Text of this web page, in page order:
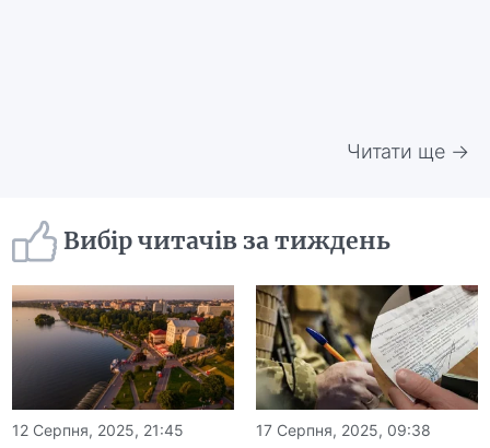
Читати ще →
Вибір читачів за тиждень
12 Серпня, 2025, 21:45 17 Серпня, 2025, 09:38